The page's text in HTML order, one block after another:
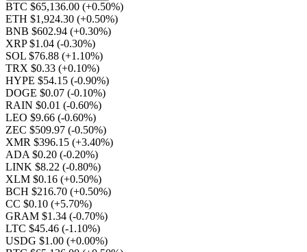
BTC $65,136.00 (+0.50%)
ETH $1,924.30 (+0.50%)
BNB $602.94 (+0.30%)
XRP $1.04 (-0.30%)
SOL $76.88 (+1.10%)
TRX $0.33 (+0.10%)
HYPE $54.15 (-0.90%)
DOGE $0.07 (-0.10%)
RAIN $0.01 (-0.60%)
LEO $9.66 (-0.60%)
ZEC $509.97 (-0.50%)
XMR $396.15 (+3.40%)
ADA $0.20 (-0.20%)
LINK $8.22 (-0.80%)
XLM $0.16 (+0.50%)
BCH $216.70 (+0.50%)
CC $0.10 (+5.70%)
GRAM $1.34 (-0.70%)
LTC $45.46 (-1.10%)
USDG $1.00 (+0.00%)